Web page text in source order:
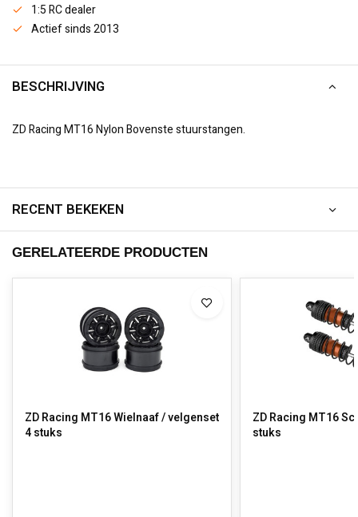
1:5 RC dealer
Actief sinds 2013
BESCHRIJVING
ZD Racing MT16 Nylon Bovenste stuurstangen.
RECENT BEKEKEN
GERELATEERDE PRODUCTEN
ZD Racing MT16 Wielnaaf / velgenset
4 stuks
ZD Racing MT16
stuks